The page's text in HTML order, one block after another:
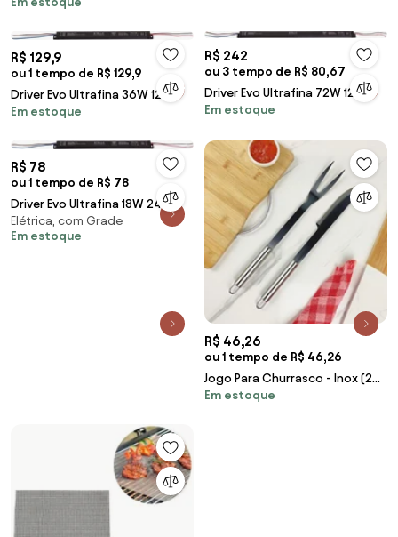
R$ 129,9
ou 1 tempo de R$ 129,9
Driver Evo Ultrafina 36W 12V
Preto
Em estoque
R$ 242
ou 3 tempo de R$ 80,67
Driver Evo Ultrafina 72W 12V
Preto
Em estoque
R$ 78
ou 1 tempo de R$ 78
Driver Evo Ultrafina 18W 24V
Preto
Elétrica, com Grade
Em estoque
R$ 46,26
ou 1 tempo de R$ 46,26
Jogo Para Churrasco - Inox (2
Peças)
Em estoque